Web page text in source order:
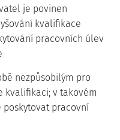
je povinen
kvalifikace
pracovních úlev
nezpůsobilým pro
kvalifikaci; v takovém
pracovní